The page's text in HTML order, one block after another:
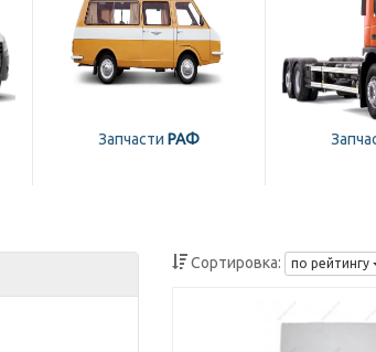
Запчасти РАФ
Сортировка: по рейтингу